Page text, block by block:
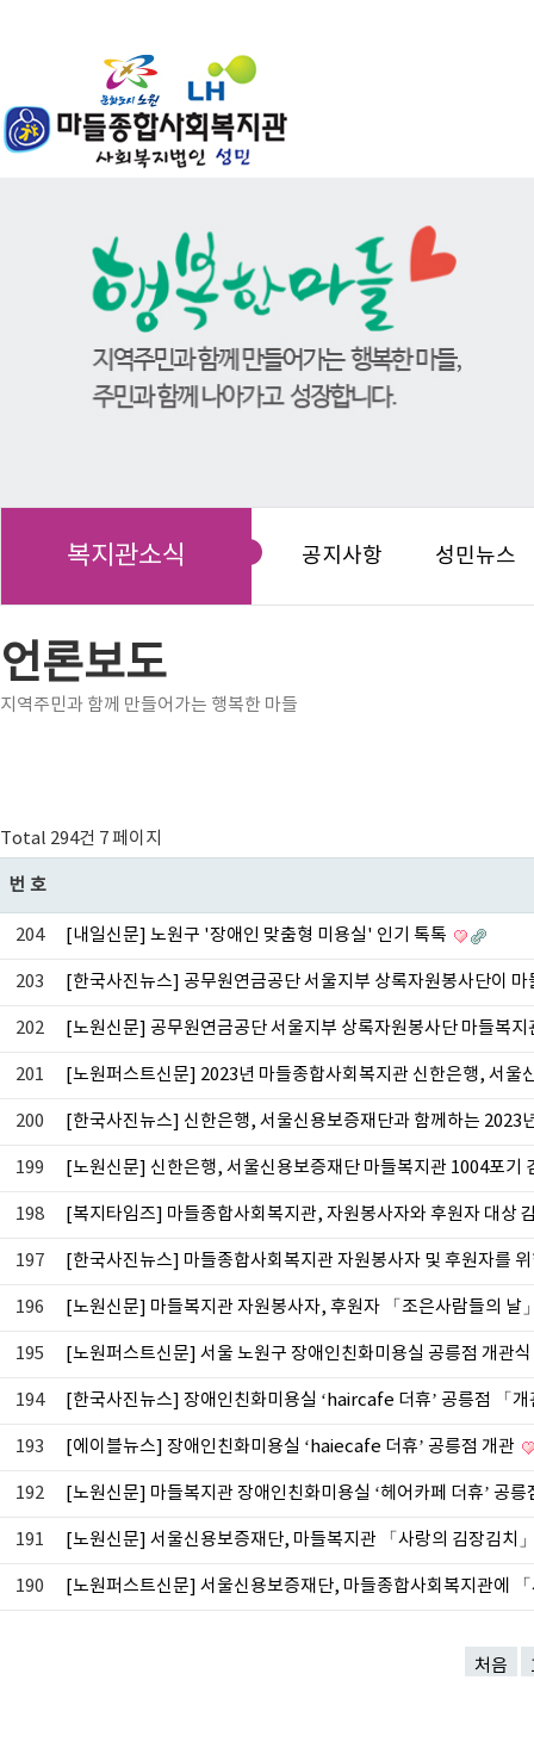
복지관소식 공지사항 성민뉴스
언론보도
지역주민과 함께 만들어가는 행복한 마들
Total 294건 7 페이지
번호
204 [내일신문] 노원구 '장애인 맞춤형 미용실' 인기 톡톡
203 [한국사진뉴스] 공무원연금공단 서울지부 상록자원봉사단이
202 [노원신문] 공무원연금공단 서울지부 상록자원봉사단 마들복
201 [노원퍼스트신문] 2023년 마들종합사회복지관 신한은행, 서
200 [한국사진뉴스] 신한은행, 서울신용보증재단과 함께하는
199 [노원신문] 신한은행, 서울신용보증재단 마들복지관 1004포기
198 [복지타임즈] 마들종합사회복지관, 자원봉사자와 후원자 대상
197 [한국사진뉴스] 마들종합사회복지관 자원봉사자 및 후원자를
196 [노원신문] 마들복지관 자원봉사자, 후원자 「조은사람들의 날
195 [노원퍼스트신문] 서울 노원구 장애인친화미용실 공릉점 개관식
194 [한국사진뉴스] 장애인친화미용실 ‘haircafe 더휴’ 공릉점 「
193 [에이블뉴스] 장애인친화미용실 ‘haiecafe 더휴’ 공릉점 개관
192 [노원신문] 마들복지관 장애인친화미용실 ‘헤어카페 더휴’ 공
191 [노원신문] 서울신용보증재단, 마들복지관 「사랑의 김장김치
190 [노원퍼스트신문] 서울신용보증재단, 마들종합사회복지관에
처음